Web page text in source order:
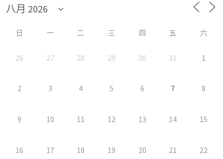
日 一 二 三 四 五 六
26 27 28 29 30 31 1
2 3 4 5 6 7 8
9 10 11 12 13 14 15
16 17 18 19 20 21 22